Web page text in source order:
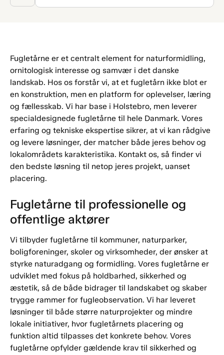
Fugletårne er et centralt element for naturformidling,
ornitologisk interesse og samvær i det danske
landskab. Hos os forstår vi, at et fugletårn ikke blot er
en konstruktion, men en platform for oplevelser, læring
og fællesskab. Vi har base i Holstebro, men leverer
specialdesignede fugletårne til hele Danmark. Vores
erfaring og tekniske ekspertise sikrer, at vi kan rådgive
og levere løsninger, der matcher både jeres behov og
lokalområdets karakteristika. Kontakt os, så finder vi
den bedste løsning til netop jeres projekt, uanset
placering.
Fugletårne til professionelle og
offentlige aktører
Vi tilbyder fugletårne til kommuner, naturparker,
boligforeninger, skoler og virksomheder, der ønsker at
styrke naturadgang og formidling. Vores fugletårne er
udviklet med fokus på holdbarhed, sikkerhed og
æstetik, så de både bidrager til landskabet og skaber
trygge rammer for fugleobservation. Vi har leveret
løsninger til både større naturprojekter og mindre
lokale initiativer, hvor fugletårnets placering og
funktion altid tilpasses det konkrete behov. Vores
fugletårne opfylder gældende krav til sikkerhed og